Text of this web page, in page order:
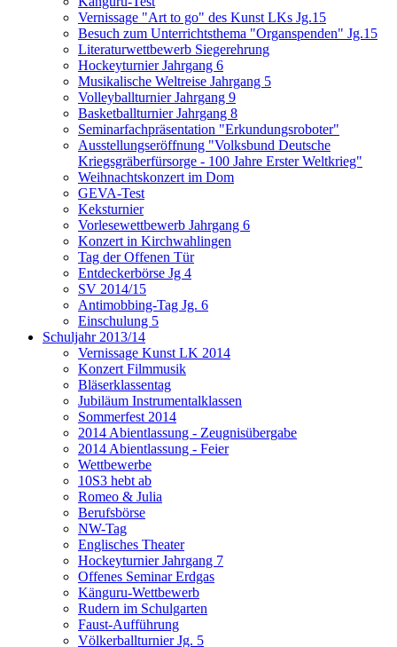
Vernissage "Art to go" des Kunst LKs Jg.15
Besuch zum Unterrichtsthema "Organspenden" Jg.15
Literaturwettbewerb Siegerehrung
Hockeyturnier Jahrgang 6
Musikalische Weltreise Jahrgang 5
Volleyballturnier Jahrgang 9
Basketballturnier Jahrgang 8
Seminarfachpräsentation "Erkundungsroboter"
Ausstellungseröffnung "Volksbund Deutsche
Kriegsgräberfürsorge - 100 Jahre Erster Weltkrieg"
Weihnachtskonzert im Dom
GEVA-Test
Keksturnier
Vorlesewettbewerb Jahrgang 6
Konzert in Kirchwahlingen
Tag der Offenen Tür
Entdeckerbörse Jg 4
SV 2014/15
Antimobbing-Tag Jg. 6
Einschulung 5
Schuljahr 2013/14
Vernissage Kunst LK 2014
Konzert Filmmusik
Bläserklassentag
Jubiläum Instrumentalklassen
Sommerfest 2014
2014 Abientlassung - Zeugnisübergabe
2014 Abientlassung - Feier
Wettbewerbe
10S3 hebt ab
Romeo & Julia
Berufsbörse
NW-Tag
Englisches Theater
Hockeyturnier Jahrgang 7
Offenes Seminar Erdgas
Känguru-Wettbewerb
Rudern im Schulgarten
Faust-Aufführung
Völkerballturnier Jg. 5